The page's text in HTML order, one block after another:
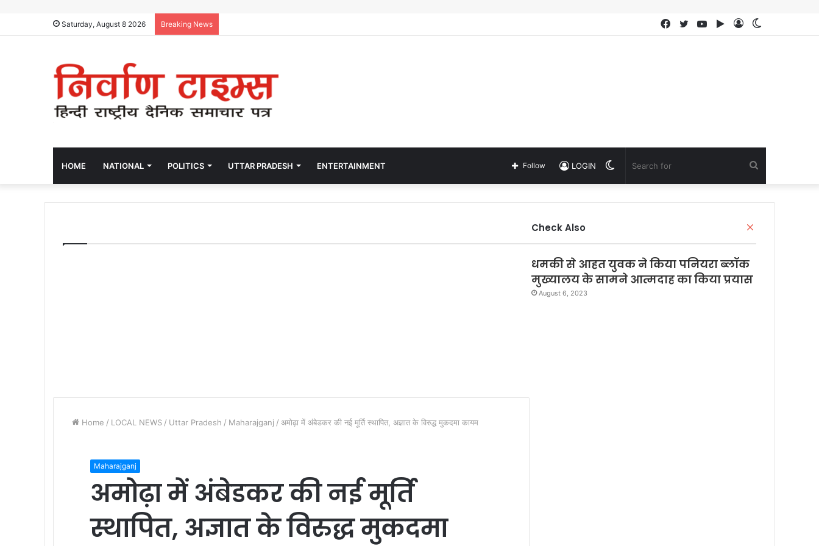
Saturday, August 8 2026 Breaking News
Log
Google
YouTube
Twitter
Facebook
HOME NATIONAL POLITICS UTTAR PRADESH ENTERTAINMENT
for
Switch
skin
LOGIN
Follow
Home / LOCAL NEWS / Uttar Pradesh / Maharajganj / अमोढ़ा में अंबेडकर की नई मूर्ति स्थापित, अज्ञात के विरुद्ध मुकदमा कायम
Maharajganj
अमोढ़ा में अंबेडकर की नई मूर्ति
स्थापित, अज्ञात के विरुद्ध मुकदमा
Check Also
धमकी से आहत युवक ने किया पनियरा ब्लॉक
मुख्यालय के सामने आत्मदाह का किया प्रयास
August 6, 2023